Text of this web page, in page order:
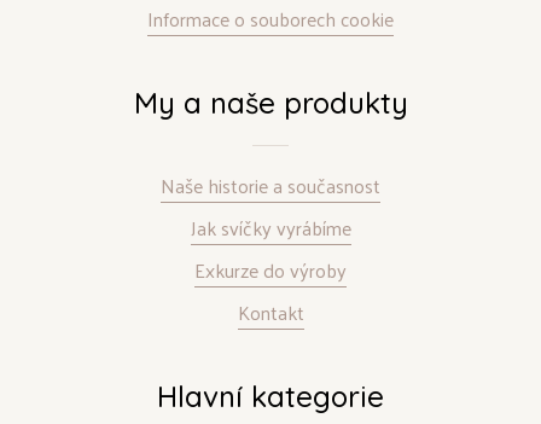
Informace o souborech cookie
My a naše produkty
Naše historie a současnost
Jak svíčky vyrábíme
Exkurze do výroby
Kontakt
Hlavní kategorie